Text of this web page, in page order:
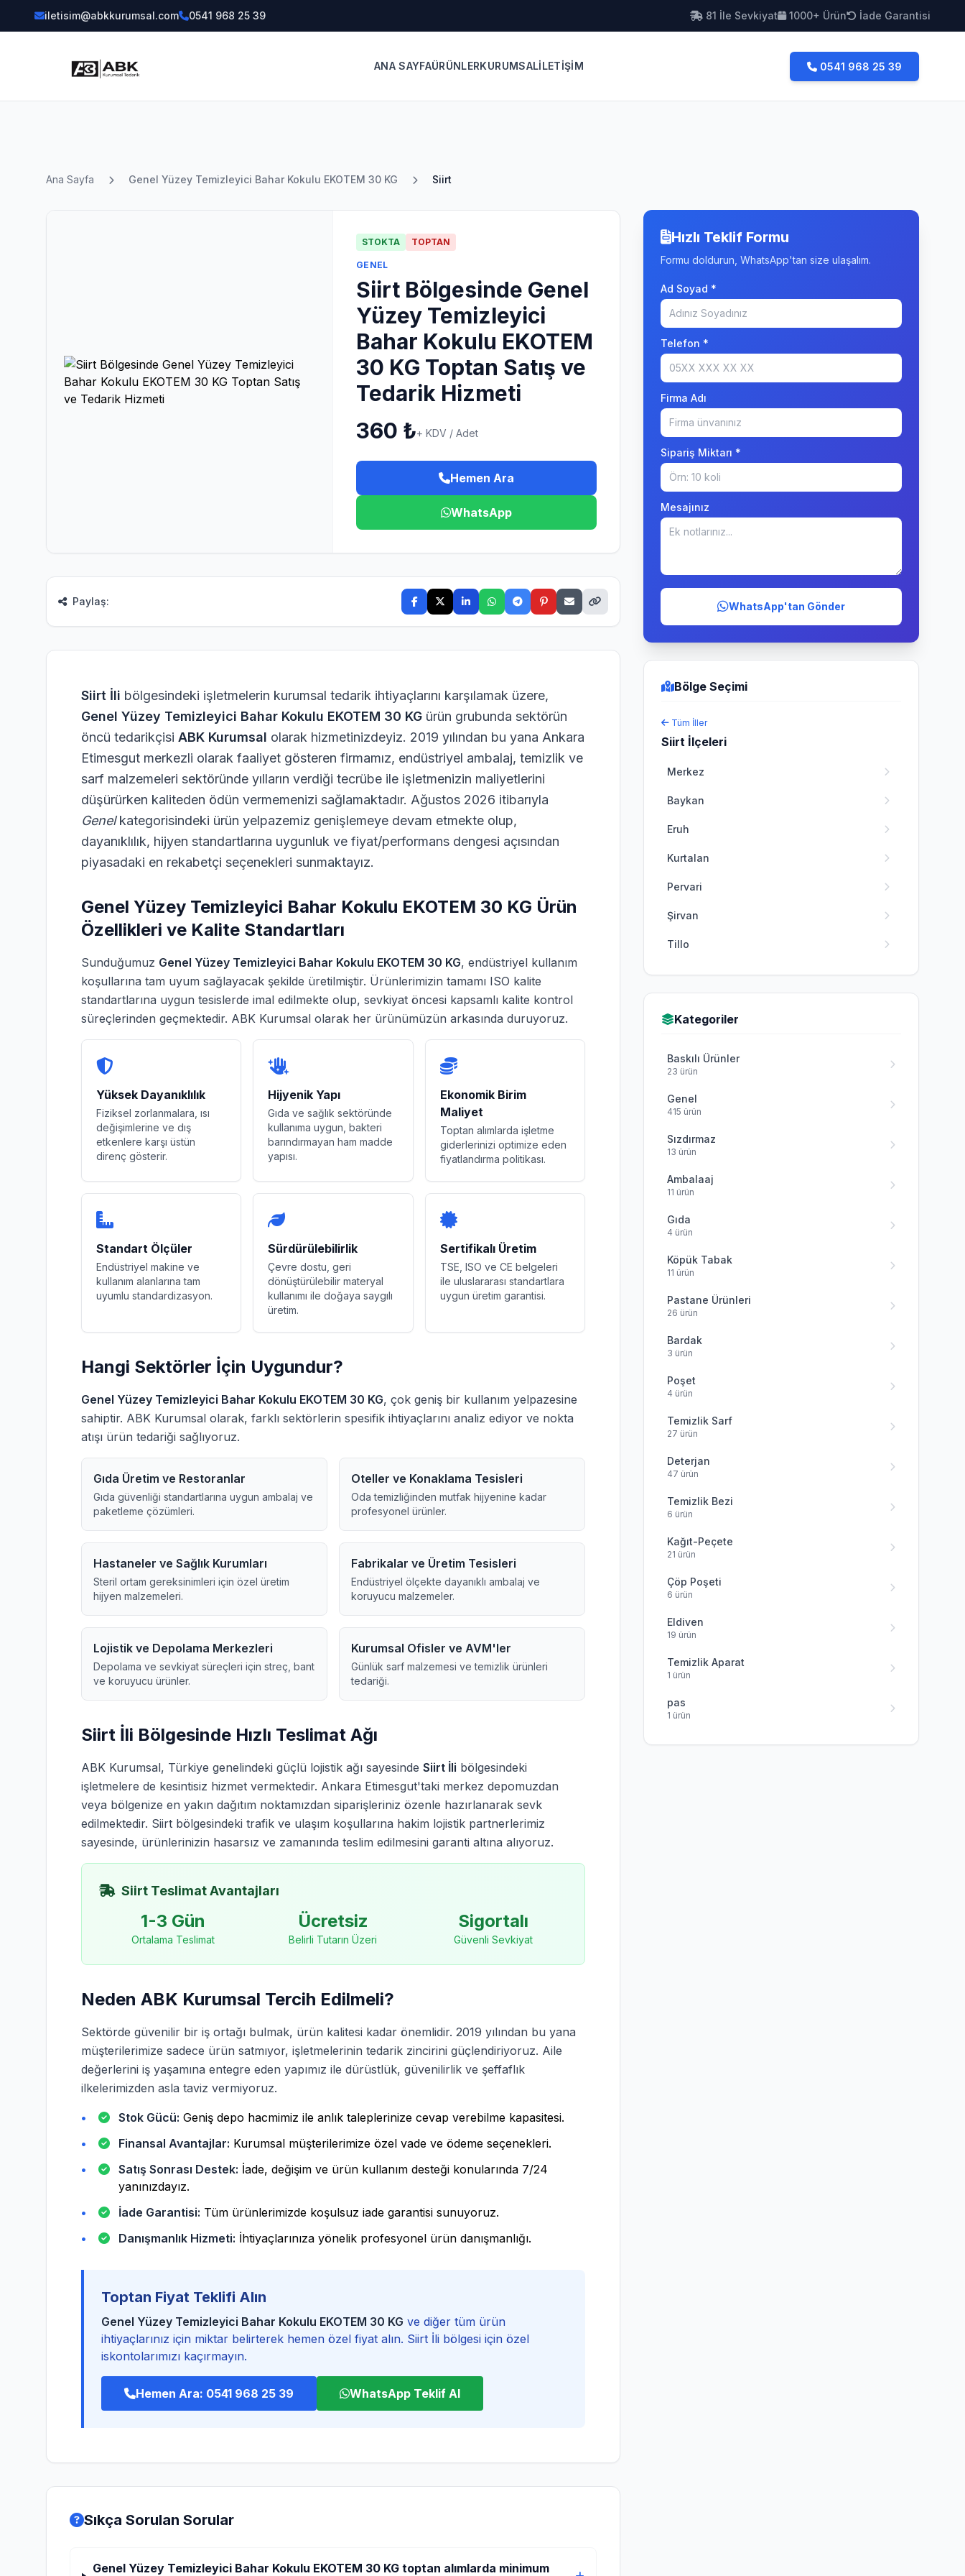
iletisim@abkkurumsal.com 0541 968 25 39 81 İle Sevkiyat 1000+ Ürün İade Garantisi
ANA SAYFAÜRÜNLERKURUMSALİLETIŞIM 0541 968 25 39
Ana Sayfa Genel Yüzey Temizleyici Bahar Kokulu EKOTEM 30 KG Siirt
STOKTA TOPTAN
GENEL
Siirt Bölgesinde Genel
Yüzey Temizleyici
Bahar Kokulu EKOTEM
30 KG Toptan Satış ve
Tedarik Hizmeti
360 ₺+ KDV / Adet
Hemen Ara
WhatsApp
Paylaş:
Siirt İli bölgesindeki işletmelerin kurumsal tedarik ihtiyaçlarını karşılamak üzere,
Genel Yüzey Temizleyici Bahar Kokulu EKOTEM 30 KG ürün grubunda sektörün
öncü tedarikçisi ABK Kurumsal olarak hizmetinizdeyiz. 2019 yılından bu yana Ankara
Etimesgut merkezli olarak faaliyet gösteren firmamız, endüstriyel ambalaj, temizlik ve
sarf malzemeleri sektöründe yılların verdiği tecrübe ile işletmenizin maliyetlerini
düşürürken kaliteden ödün vermemenizi sağlamaktadır. Ağustos 2026 itibarıyla
Genelkategorisindeki ürün yelpazemiz genişlemeye devam etmekte olup,
dayanıklılık, hijyen standartlarına uygunluk ve fiyat/performans dengesi açısından
piyasadaki en rekabetçi seçenekleri sunmaktayız.
Genel Yüzey Temizleyici Bahar Kokulu EKOTEM 30 KG Ürün
Özellikleri ve Kalite Standartları
Sunduğumuz Genel Yüzey Temizleyici Bahar Kokulu EKOTEM 30 KG, endüstriyel kullanım
koşullarına tam uyum sağlayacak şekilde üretilmiştir. Ürünlerimizin tamamı ISO kalite
standartlarına uygun tesislerde imal edilmekte olup, sevkiyat öncesi kapsamlı kalite kontrol
süreçlerinden geçmektedir. ABK Kurumsal olarak her ürünümüzün arkasında duruyoruz.
Yüksek Dayanıklılık
Fiziksel zorlanmalara, ısı
değişimlerine ve dış
etkenlere karşı üstün
direnç gösterir.
Hijyenik Yapı
Gıda ve sağlık sektöründe
kullanıma uygun, bakteri
barındırmayan ham madde
yapısı.
Ekonomik Birim
Maliyet
Toptan alımlarda işletme
giderlerinizi optimize eden
fiyatlandırma politikası.
Standart Ölçüler
Endüstriyel makine ve
kullanım alanlarına tam
uyumlu standardizasyon.
Sürdürülebilirlik
Çevre dostu, geri
dönüştürülebilir materyal
kullanımı ile doğaya saygılı
üretim.
Sertifikalı Üretim
TSE, ISO ve CE belgeleri
ile uluslararası standartlara
uygun üretim garantisi.
Hangi Sektörler İçin Uygundur?
Genel Yüzey Temizleyici Bahar Kokulu EKOTEM 30 KG, çok geniş bir kullanım yelpazesine
sahiptir. ABK Kurumsal olarak, farklı sektörlerin spesifik ihtiyaçlarını analiz ediyor ve nokta
atışı ürün tedariği sağlıyoruz.
Gıda Üretim ve Restoranlar
Gıda güvenliği standartlarına uygun ambalaj ve
paketleme çözümleri.
Oteller ve Konaklama Tesisleri
Oda temizliğinden mutfak hijyenine kadar
profesyonel ürünler.
Hastaneler ve Sağlık Kurumları
Steril ortam gereksinimleri için özel üretim
hijyen malzemeleri.
Fabrikalar ve Üretim Tesisleri
Endüstriyel ölçekte dayanıklı ambalaj ve
koruyucu malzemeler.
Lojistik ve Depolama Merkezleri
Depolama ve sevkiyat süreçleri için streç, bant
ve koruyucu ürünler.
Kurumsal Ofisler ve AVM'ler
Günlük sarf malzemesi ve temizlik ürünleri
tedariği.
Siirt İli Bölgesinde Hızlı Teslimat Ağı
ABK Kurumsal, Türkiye genelindeki güçlü lojistik ağı sayesinde Siirt İli bölgesindeki
işletmelere de kesintisiz hizmet vermektedir. Ankara Etimesgut'taki merkez depomuzdan
veya bölgenize en yakın dağıtım noktamızdan siparişleriniz özenle hazırlanarak sevk
edilmektedir. Siirt bölgesindeki trafik ve ulaşım koşullarına hakim lojistik partnerlerimiz
sayesinde, ürünlerinizin hasarsız ve zamanında teslim edilmesini garanti altına alıyoruz.
Siirt Teslimat Avantajları
1-3 Gün
Ortalama Teslimat
Ücretsiz
Belirli Tutarın Üzeri
Sigortalı
Güvenli Sevkiyat
Neden ABK Kurumsal Tercih Edilmeli?
Sektörde güvenilir bir iş ortağı bulmak, ürün kalitesi kadar önemlidir. 2019 yılından bu yana
müşterilerimize sadece ürün satmıyor, işletmelerinin tedarik zincirini güçlendiriyoruz. Aile
değerlerini iş yaşamına entegre eden yapımız ile dürüstlük, güvenilirlik ve şeffaflık
ilkelerimizden asla taviz vermiyoruz.
Stok Gücü: Geniş depo hacmimiz ile anlık taleplerinize cevap verebilme kapasitesi.
Finansal Avantajlar: Kurumsal müşterilerimize özel vade ve ödeme seçenekleri.
Satış Sonrası Destek: İade, değişim ve ürün kullanım desteği konularında 7/24
yanınızdayız.
İade Garantisi: Tüm ürünlerimizde koşulsuz iade garantisi sunuyoruz.
Danışmanlık Hizmeti: İhtiyaçlarınıza yönelik profesyonel ürün danışmanlığı.
Toptan Fiyat Teklifi Alın
Genel Yüzey Temizleyici Bahar Kokulu EKOTEM 30 KG ve diğer tüm ürün
ihtiyaçlarınız için miktar belirterek hemen özel fiyat alın. Siirt İli bölgesi için özel
iskontolarımızı kaçırmayın.
Hemen Ara: 0541 968 25 39 WhatsApp Teklif Al
Sıkça Sorulan Sorular
Genel Yüzey Temizleyici Bahar Kokulu EKOTEM 30 KG toptan alımlarda minimum
Hızlı Teklif Formu
Formu doldurun, WhatsApp'tan size ulaşalım.
Ad Soyad *
Telefon *
Firma Adı
Sipariş Miktarı *
Mesajınız
WhatsApp'tan Gönder
Bölge Seçimi
Tüm İller
Siirt İlçeleri
Merkez
Baykan
Eruh
Kurtalan
Pervari
Şirvan
Tillo
Kategoriler
Baskılı Ürünler
23 ürün
Genel
415 ürün
Sızdırmaz
13 ürün
Ambalaaj
11 ürün
Gıda
4 ürün
Köpük Tabak
11 ürün
Pastane Ürünleri
26 ürün
Bardak
3 ürün
Poşet
4 ürün
Temizlik Sarf
27 ürün
Deterjan
47 ürün
Temizlik Bezi
6 ürün
Kağıt-Peçete
21 ürün
Çöp Poşeti
6 ürün
Eldiven
19 ürün
Temizlik Aparat
1 ürün
pas
1 ürün